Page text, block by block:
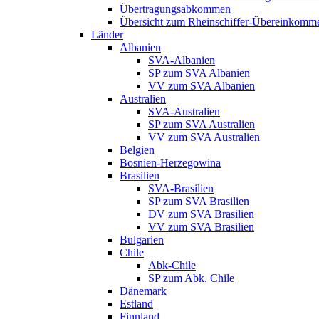
Übertragungsabkommen
Übersicht zum Rheinschiffer-
Länder
Albanien
SVA-Albanien
SP zum SVA Albanien
VV zum SVA Albanien
Australien
SVA-Australien
SP zum SVA Australien
VV zum SVA Australien
Belgien
Bosnien-Herzegowina
Brasilien
SVA-Brasilien
SP zum SVA Brasilien
DV zum SVA Brasilien
VV zum SVA Brasilien
Bulgarien
Chile
Abk-Chile
SP zum Abk. Chile
Dänemark
Estland
Finnland